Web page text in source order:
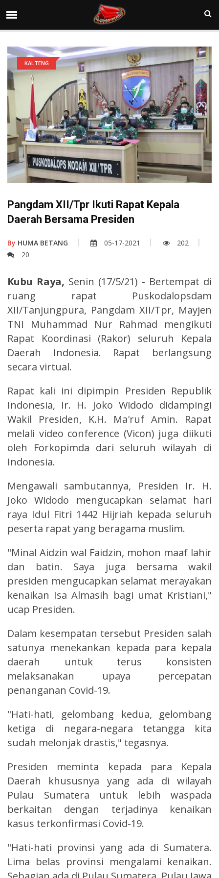
KALTENG
Pangdam XII/Tpr Ikuti Rapat Kepala
Daerah Bersama Presiden
By HUMA BETANG 05-17-2021
202
20
Kubu Raya, Senin (17/5/21) - Bertempat di
ruang rapat Puskodalopsdam
XII/Tanjungpura, Pangdam XII/Tpr, Mayjen
TNI Muhammad Nur Rahmad mengikuti
Rapat Koordinasi (Rakor) seluruh Kepala
Daerah Indonesia. Rapat berlangsung
secara virtual.
Rapat kali ini dipimpin Presiden Republik
Indonesia, Ir. H. Joko Widodo didampingi
Wakil Presiden, K.H. Ma'ruf Amin. Rapat
melali video conference (Vicon) juga diikuti
oleh Forkopimda dari seluruh wilayah di
Indonesia.
Mengawali sambutannya, Presiden Ir. H.
Joko Widodo mengucapkan selamat hari
raya Idul Fitri 1442 Hijriah kepada seluruh
peserta rapat yang beragama muslim.
"Minal Aidzin wal Faidzin, mohon maaf lahir
dan batin. Saya juga bersama wakil
presiden mengucapkan selamat merayakan
kenaikan Isa Almasih bagi umat Kristiani,"
ucap Presiden.
Dalam kesempatan tersebut Presiden salah
satunya menekankan kepada para kepala
daerah untuk terus konsisten
melaksanakan upaya percepatan
penanganan Covid-19.
"Hati-hati, gelombang kedua, gelombang
ketiga di negara-negara tetangga kita
sudah melonjak drastis," tegasnya.
Presiden meminta kepada para Kepala
Daerah khususnya yang ada di wilayah
Pulau Sumatera untuk lebih waspada
berkaitan dengan terjadinya kenaikan
kasus terkonfirmasi Covid-19.
"Hati-hati provinsi yang ada di Sumatera.
Lima belas provinsi mengalami kenaikan.